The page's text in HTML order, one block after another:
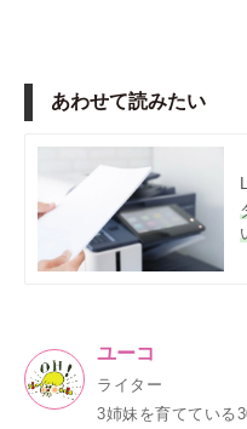
あわせて読みたい
ユーコ
ライター
3姉妹を育てている